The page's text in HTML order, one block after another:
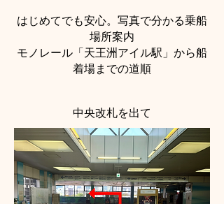
はじめてでも安心。写真で分かる乗船
場所案内
モノレール「天王洲アイル駅」から船
着場までの道順
​中央改札を出て